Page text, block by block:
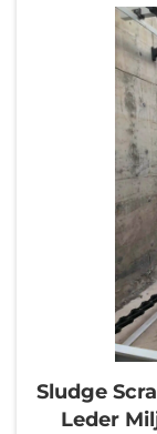
Sludge
Leder